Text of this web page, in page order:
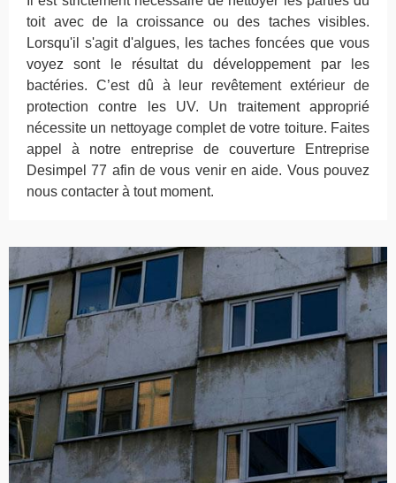
toit avec de la croissance ou des taches visibles.
Lorsqu'il s'agit d'algues, les taches foncées que vous
voyez sont le résultat du développement par les
bactéries. C’est dû à leur revêtement extérieur de
protection contre les UV. Un traitement approprié
nécessite un nettoyage complet de votre toiture. Faites
appel à notre entreprise de couverture Entreprise
Desimpel 77 afin de vous venir en aide. Vous pouvez
nous contacter à tout moment.